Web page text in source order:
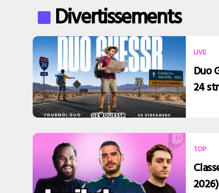
Divertissements
LIVE
Duo
24
TOP
2026)